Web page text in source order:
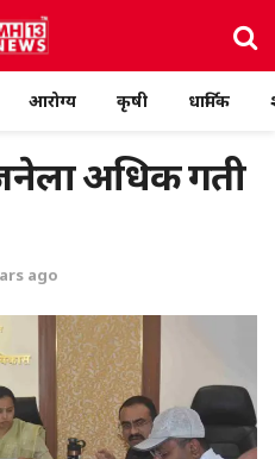
आरोग्य कृषी धार्मिक
अधिक गती
ago